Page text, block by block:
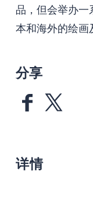
品，但会举办一
本和海外的绘画
分享
详情